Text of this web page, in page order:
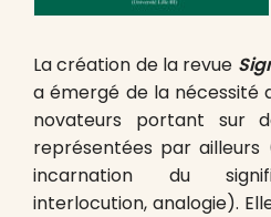
La création de la revue
a émergé de la nécessité
novateurs portant sur
représentées par
incarnation du
interlocution, analogie).